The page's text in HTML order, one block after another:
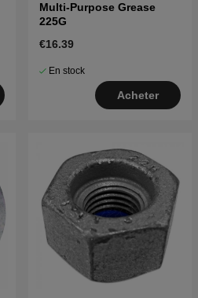
Multi-Purpose Grease
225G
€16.39
En stock
Acheter